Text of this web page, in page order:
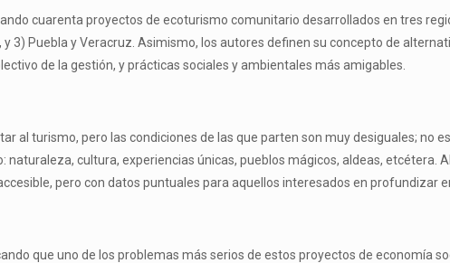
cuarenta proyectos de ecoturismo comunitario desarrollados en tres
y 3) Puebla y Veracruz. Asimismo, los autores definen su concepto de
de la gestión, y prácticas sociales y ambientales más amigables.
al turismo, pero las condiciones de las que parten son muy desiguales; no
cultura, experiencias únicas, pueblos mágicos, aldeas, etcétera.
pero con datos puntuales para aquellos interesados en profundizar
que uno de los problemas más serios de estos proyectos de economía